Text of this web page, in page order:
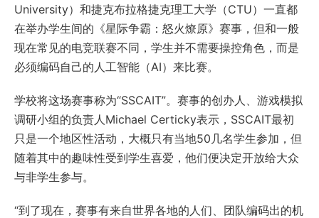
University）和捷克布拉格捷克理工大学（CTU）一直都
在举办学生间的《星际争霸：怒火燎原》赛事，但和一般
现在常见的电竞联赛不同，学生并不需要操控角色，而是
必须编码自己的人工智能（AI）来比赛。
学校将这场赛事称为“SSCAIT”。赛事的创办人、游戏模拟
调研小组的负责人Michael Certicky表示，SSCAIT最初
只是一个地区性活动，大概只有当地50几名学生参加，但
随着其中的趣味性受到学生喜爱，他们便决定开放给大众
与非学生参与。
“到了现在，赛事有来自世界各地的人们、团队编码出的机